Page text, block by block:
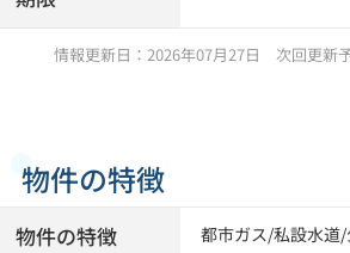
情報更新日：2026年07月27日 次回更新
物件の特徴
物件の特徴 都市ガス/私設水道/